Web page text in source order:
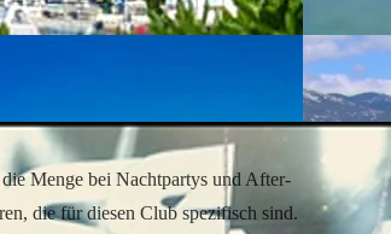
Menge bei Nachtpartys und After-
die für diesen Club spezifisch sind.